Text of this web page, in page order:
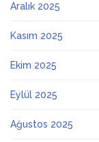
Aralık 2025
Kasım 2025
Ekim 2025
Eylül 2025
Ağustos 2025